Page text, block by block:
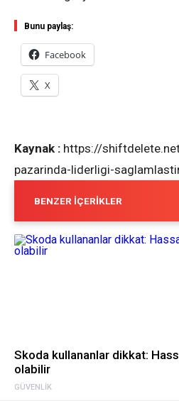
Bunu paylaş:
Facebook
X
Kaynak : https://
pazarinda-liderligi-
BENZER İÇERIKLER
GÜVENLIK
Skoda kullananlar dikkat:
olabilir